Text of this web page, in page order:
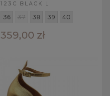
123C BLACK L
36 37 38 39 40
359,00 zł